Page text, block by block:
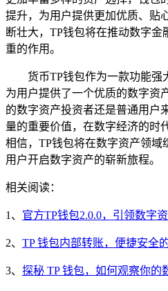
提升，为用户提供更加优质、贴
断壮大，TP钱包将在推动数字
重的作用。
货币TP钱包作为一款功能强
为用户提供了一个优质的数字资
的数字资产投资者还是普通用户
量的重要价值，在数字经济的时
相信，TP钱包将在数字资产领域
用户开启数字资产的崭新旅程。
相关阅读：
1、 官方TP钱包2.0.0，引领数字
2、 TP 钱包内部转账，便捷安全
3、 探秘 TP 钱包，如何观察你的